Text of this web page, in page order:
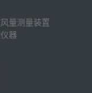
量测量装置
器